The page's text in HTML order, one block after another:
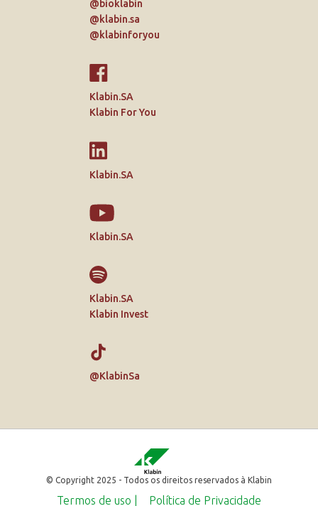
@bioklabin
@klabin.sa
@klabinforyou
Klabin.SA
Klabin For You
Klabin.SA
Klabin.SA
Klabin.SA
Klabin Invest
@KlabinSa
© Copyright 2025 - Todos os direitos reservados à Klabin
Termos de uso | Política de Privacidade